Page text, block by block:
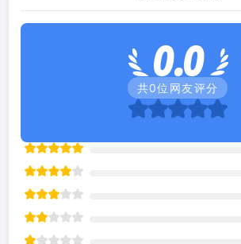
0.0
共0位网友评分